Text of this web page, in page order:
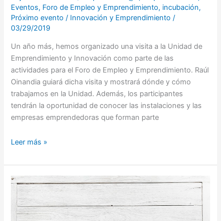
Eventos, Foro de Empleo y Emprendimiento, incubación,
Próximo evento / Innovación y Emprendimiento/
03/29/2019
Un año más, hemos organizado una visita a la Unidad de
Emprendimiento y Innovación como parte de las
actividades para el Foro de Empleo y Emprendimiento. Raúl
Oinandia guiará dicha visita y mostrará dónde y cómo
trabajamos en la Unidad. Además, los participantes
tendrán la oportunidad de conocer las instalaciones y las
empresas emprendedoras que forman parte
Leer más »
¡Bienvenidos
Taller
de